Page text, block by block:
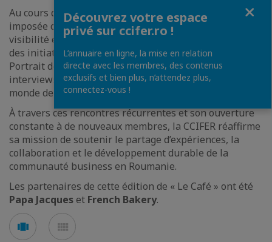
Au cours de ses 30 années d’activité, la CCIFER s’est
imposée comme un véritable hub de connexion, de
visibilité et de promotion pour ses membres, à travers
des initiatives telles que « L’Espace Membres », «
Portrait de Membre », des newsletters, podcasts,
interviews et événements thématiques dédiés au
monde des affaires.
À travers ces rencontres récurrentes et son ouverture
constante à de nouveaux membres, la CCIFER réaffirme
sa mission de soutenir le partage d’expériences, la
collaboration et le développement durable de la
communauté business en Roumanie.
Les partenaires de cette édition de « Le Café » ont été
Papa Jacques et French Bakery.
Voir
en
en
Découvrez votre espace
privé sur ccifer.ro !
L’annuaire en ligne, la mise en relation
directe avec les membres, des contenus
exclusifs et bien plus, n’attendez plus,
connectez-vous !